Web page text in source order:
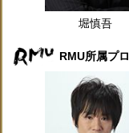
堀慎吾
RMU所属プロ